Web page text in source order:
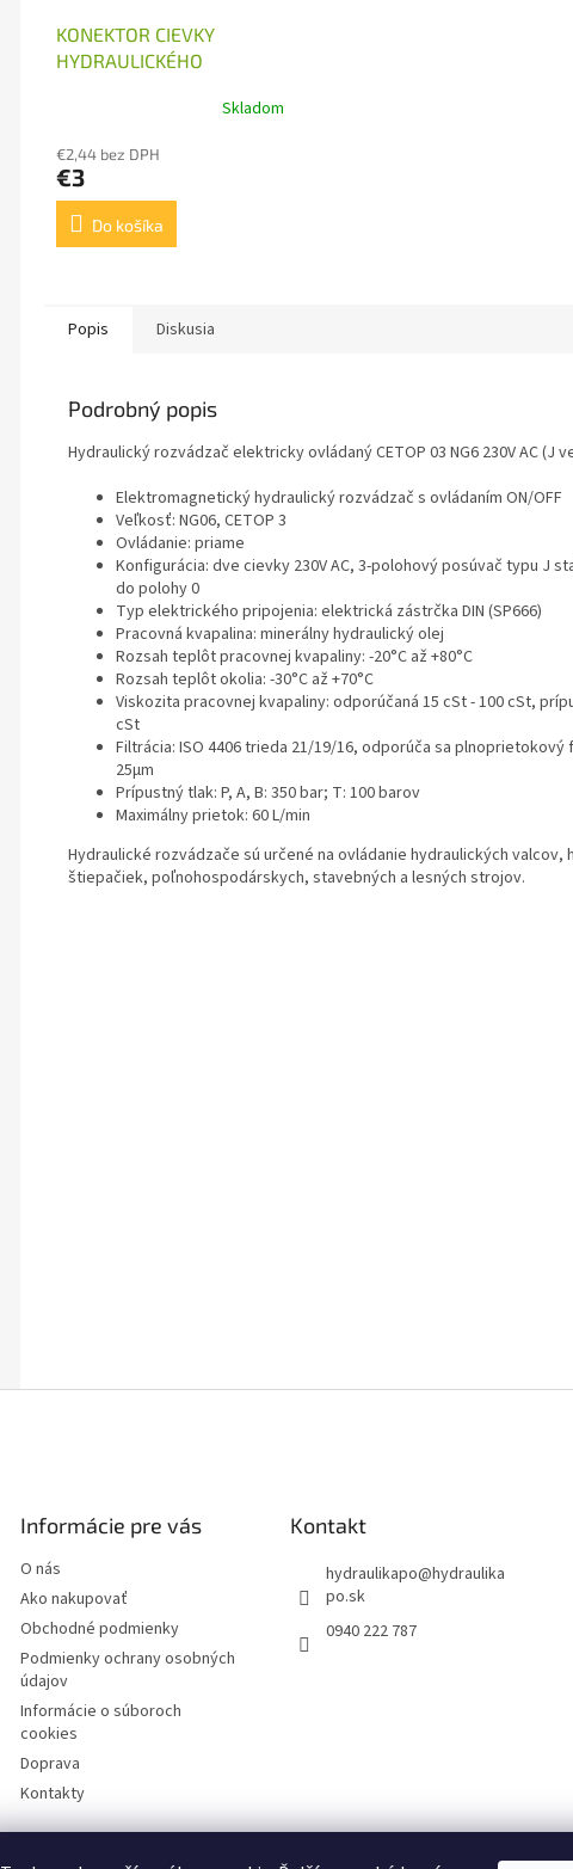
KONEKTOR CIEVKY
HYDRAULICKÉHO
Skladom
€2,44 bez DPH
€3
Do košíka
Popis Diskusia
Podrobný popis
Hydraulický rozvádzač elektricky ovládaný CETOP 03 NG6 230V AC (J
Elektromagnetický hydraulický rozvádzač s ovládaním ON/OFF
Veľkosť: NG06, CETOP 3
Ovládanie: priame
Konfigurácia: dve cievky 230V AC, 3-polohový posúvač typu J
do polohy 0
Typ elektrického pripojenia: elektrická zástrčka DIN (SP666)
Pracovná kvapalina: minerálny hydraulický olej
Rozsah teplôt pracovnej kvapaliny: -20°C až +80°C
Rozsah teplôt okolia: -30°C až +70°C
Viskozita pracovnej kvapaliny: odporúčaná 15 cSt - 100 cSt,
cSt
Filtrácia: ISO 4406 trieda 21/19/16, odporúča sa plnoprietokový
25μm
Prípustný tlak: P, A, B: 350 bar; T: 100 barov
Maximálny prietok: 60 L/min
Hydraulické rozvádzače sú určené na ovládanie hydraulických
štiepačiek, poľnohospodárskych, stavebných a lesných strojov.
Informácie pre vás
O nás
Ako nakupovať
Obchodné podmienky
Podmienky ochrany osobných
údajov
Informácie o súboroch
cookies
Doprava
Kontakty
Kontakt
hydraulikapo@hydraulika
po.sk
0940 222 787